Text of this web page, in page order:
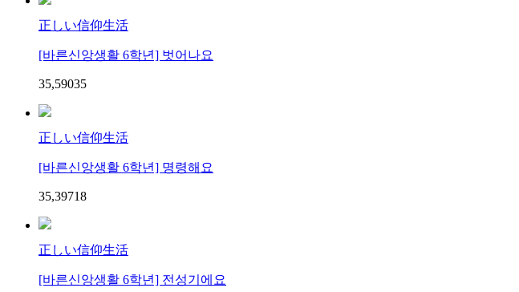
正しい信仰生活
[바른신앙생활 6학년] 벗어나요
35,59035
正しい信仰生活
[바른신앙생활 6학년] 명령해요
35,39718
正しい信仰生活
[바른신앙생활 6학년] 전성기에요